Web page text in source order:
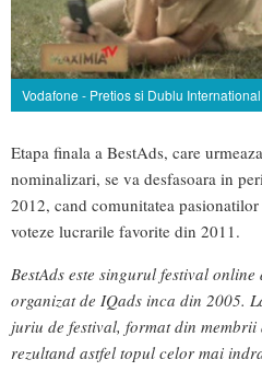
Vodafone - Pretios si Dublu International
Etapa finala a BestAds, care
nominalizari, se va desfasoara in
2012, cand comunitatea
voteze lucrarile favorite din 2011.
BestAds este singurul festival
organizat de IQads inca din 2005.
juriu de festival, format din
rezultand astfel topul celor mai